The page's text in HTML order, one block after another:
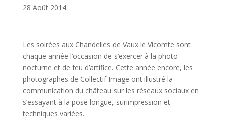
28 Août 2014
Les soirées aux Chandelles de Vaux le Vicomte sont
chaque année l’occasion de s’exercer à la photo
nocturne et de feu d’artifice. Cette année encore, les
photographes de Collectif Image ont illustré la
communication du château sur les réseaux sociaux en
s’essayant à la pose longue, surimpression et
techniques variées.